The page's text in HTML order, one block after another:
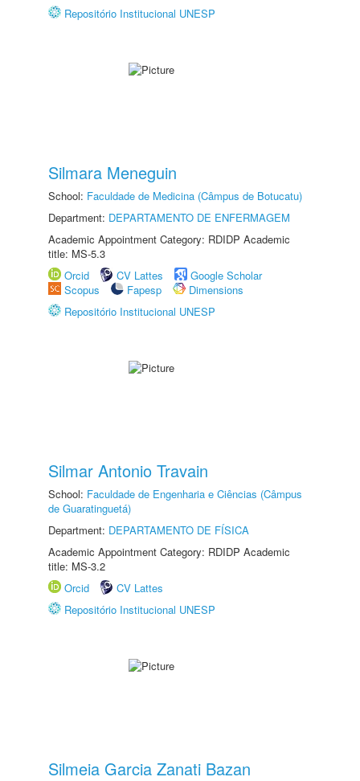
Repositório Institucional UNESP
Silmara Meneguin
School: Faculdade de Medicina (Câmpus de Botucatu)
Department: DEPARTAMENTO DE ENFERMAGEM
Academic Appointment Category: RDIDP Academic
title: MS-5.3
Orcid
CV Lattes
Google Scholar
Scopus
Fapesp
Dimensions
Repositório Institucional UNESP
Silmar Antonio Travain
School: Faculdade de Engenharia e Ciências (Câmpus
de Guaratinguetá)
Department: DEPARTAMENTO DE FÍSICA
Academic Appointment Category: RDIDP Academic
title: MS-3.2
Orcid
CV Lattes
Repositório Institucional UNESP
Silmeia Garcia Zanati Bazan